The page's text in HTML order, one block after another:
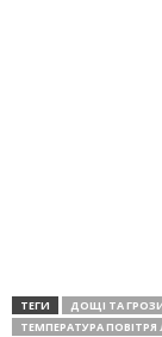
ТЕГИ ДОЩІ ТА
ТЕМПЕРАТУРА ПОВІТРЯ